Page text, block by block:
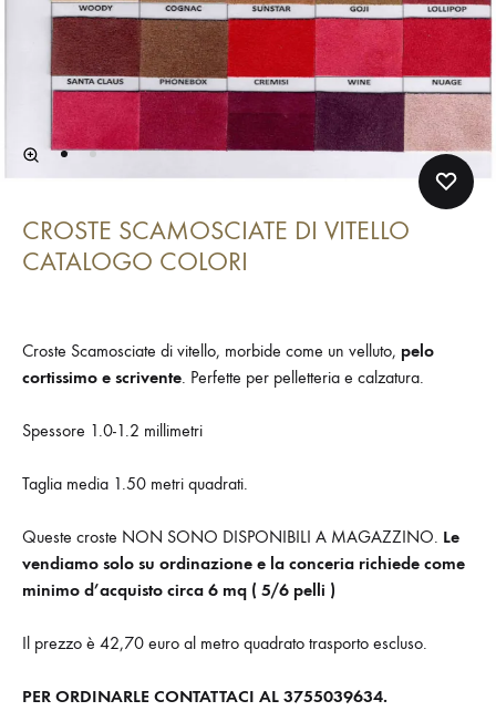
CROSTE SCAMOSCIATE DI VITELLO
CATALOGO COLORI
Croste Scamosciate di vitello, morbide come un velluto, pelo
cortissimo e scrivente. Perfette per pelletteria e calzatura.
Spessore 1.0-1.2 millimetri
Taglia media 1.50 metri quadrati.
Queste croste NON SONO DISPONIBILI A MAGAZZINO. Le
vendiamo solo su ordinazione e la conceria richiede come
minimo d’acquisto circa 6 mq ( 5/6 pelli )
Il prezzo è 42,70 euro al metro quadrato trasporto escluso.
PER ORDINARLE CONTATTACI AL 3755039634.